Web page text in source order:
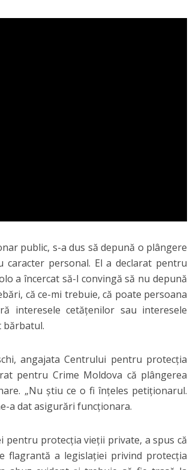
public, s-a dus să depună o plângere
personal. El a declarat pentru
a încercat să-l convingă să nu depună
că ce-mi trebuie, că poate persoana
interesele cetăţenilor sau interesele
bărbatul.
angajata Centrului pentru protecţia
pentru Crime Moldova că plângerea
„Nu ştiu ce o fi înţeles petiţionarul.
a dat asigurări funcţionara.
pentru protecţia vieţii private, a spus că
flagrantă a legislaţiei privind protecţia